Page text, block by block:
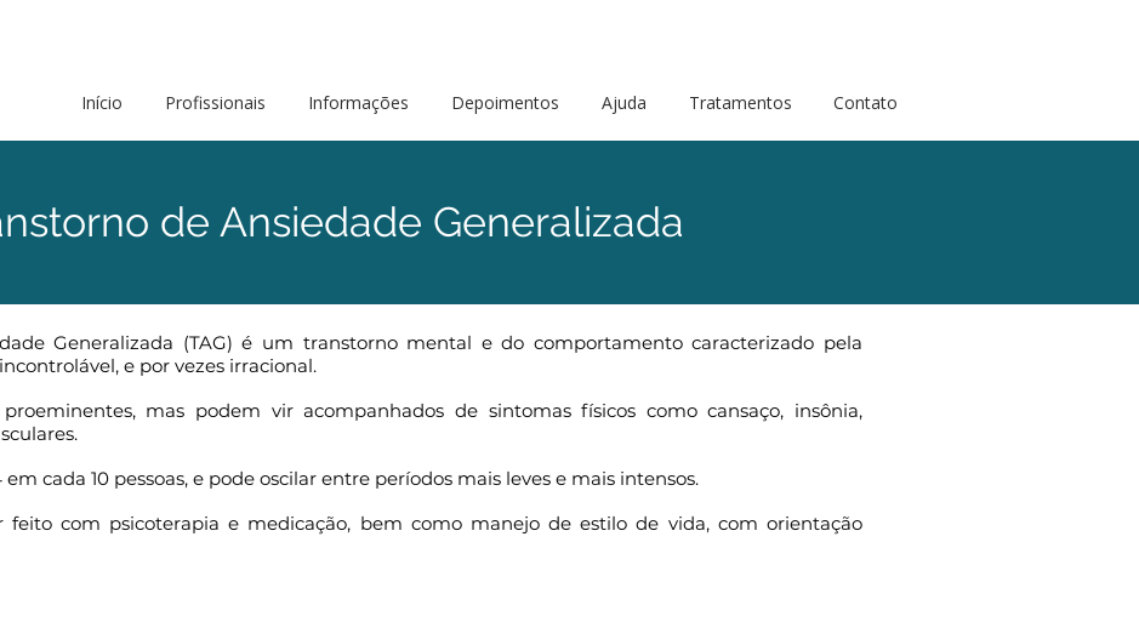
Início Profissionais Informações Depoimentos Ajuda Tratamentos Contato
de Ansiedade Generalizada
Generalizada (TAG) é um transtorno mental e do comportamento caracterizado pela
e por vezes irracional.
mas podem vir acompanhados de sintomas físicos como cansaço, insônia,
cada 10 pessoas, e pode oscilar entre períodos mais leves e mais intensos.
com psicoterapia e medicação, bem como manejo de estilo de vida, com orientação